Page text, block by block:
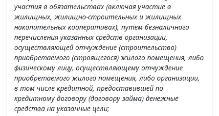
участия в обязательствах (включая участие в
жилищных, жилищно-строительных и жилищных
накопительных кооперативах), путем безналичного
перечисления указанных средств организации,
осуществляющей отчуждение (строительство)
приобретаемого (строящегося) жилого помещения, либо
физическому лицу, осуществляющему отчуждение
приобретаемого жилого помещения, либо организации,
в том числе кредитной, предоставившей по
кредитному договору (договору займа) денежные
средства на указанные цели;